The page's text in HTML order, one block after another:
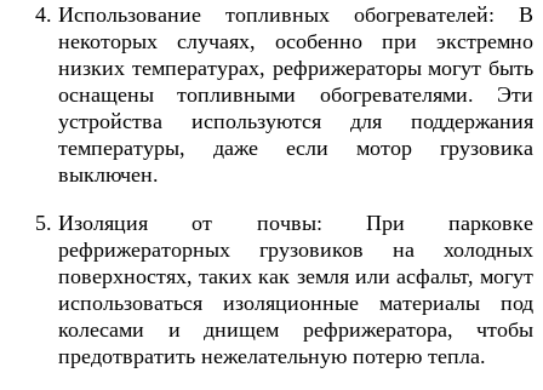
Использование топливных обогревателей: В
некоторых случаях, особенно при экстремно
низких температурах, рефрижераторы могут быть
оснащены топливными обогревателями. Эти
устройства используются для поддержания
температуры, даже если мотор грузовика
выключен.
Изоляция от почвы: При парковке
рефрижераторных грузовиков на холодных
поверхностях, таких как земля или асфальт, могут
использоваться изоляционные материалы под
колесами и днищем рефрижератора, чтобы
предотвратить нежелательную потерю тепла.